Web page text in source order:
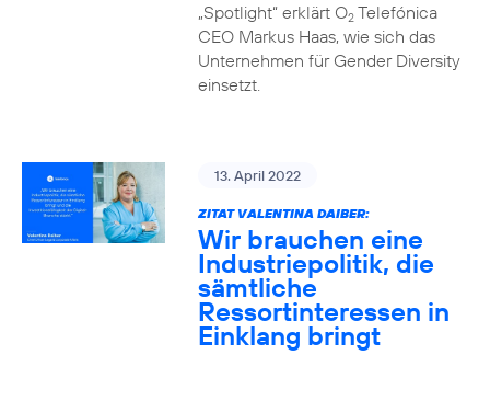
„Spotlight“ erklärt O2Telefónica
CEO Markus Haas, wie sich das
Unternehmen für Gender Diversity
einsetzt.
13. April 2022
ZITAT VALENTINA DAIBER:
Wir brauchen eine
Industriepolitik, die
sämtliche
Ressortinteressen in
Einklang bringt